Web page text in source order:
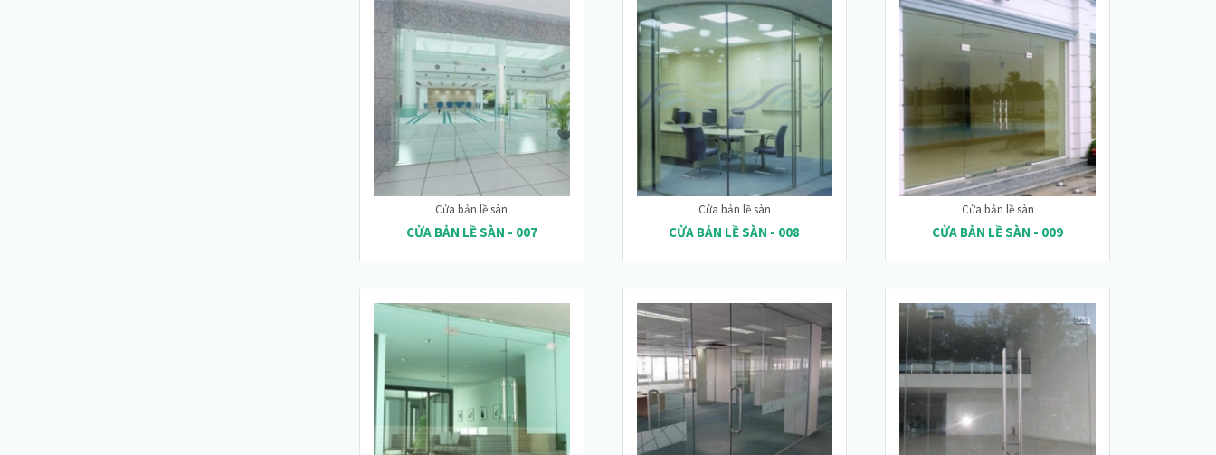
Cửa bản lề sàn
CỬA BẢN LỀ SÀN - 007
Cửa bản lề sàn
CỬA BẢN LỀ SÀN - 008
Cửa bản lề sàn
CỬA BẢN LỀ SÀN - 009